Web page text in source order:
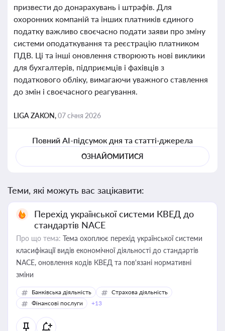
призвести до донарахувань і штрафів. Для
охоронних компаній та інших платників єдиного
податку важливо своєчасно подати заяви про зміну
системи оподаткування та реєстрацію платником
ПДВ. Ці та інші оновлення створюють нові виклики
для бухгалтерів, підприємців і фахівців з
податкового обліку, вимагаючи уважного ставлення
до змін і своєчасного реагування.
LIGA ZAKON,07 січня 2026
Повний AI-підсумок дня та статті-джерела
ОЗНАЙОМИТИСЯ
Теми, які можуть вас зацікавити:
Перехід української системи КВЕД до
стандартів NACE
Про що тема: Тема охоплює перехід української системи
класифікації видів економічної діяльності до стандартів
NACE, оновлення кодів КВЕД та пов'язані нормативні
зміни
Банківська діяльність
Страхова діяльність
Фінансові послуги
+13